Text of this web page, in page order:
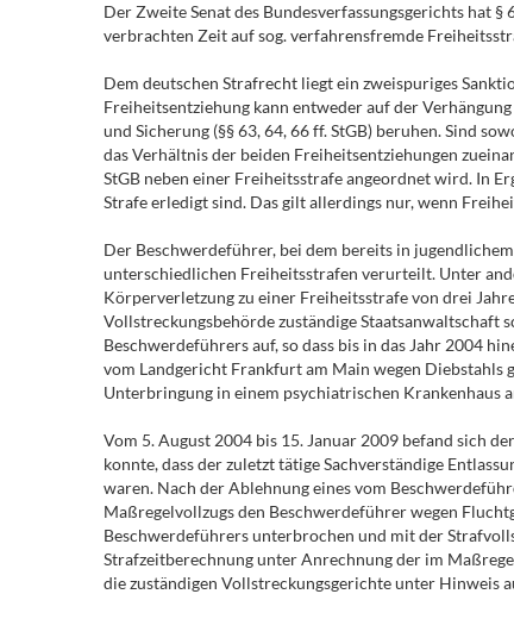
Der Zweite Senat des Bundesverfassungsgerichts hat
verbrachten Zeit auf sog. verfahrensfremde
Dem deutschen Strafrecht liegt ein zweispuriges
Freiheitsentziehung kann entweder auf der
und Sicherung (§§ 63, 64, 66 ff. StGB) beruhen. Sind
das Verhältnis der beiden Freiheitsentziehungen
StGB neben einer Freiheitsstrafe angeordnet wird. In
Strafe erledigt sind. Das gilt allerdings nur, wenn
Der Beschwerdeführer, bei dem bereits in
unterschiedlichen Freiheitsstrafen verurteilt. Unter
Körperverletzung zu einer Freiheitsstrafe von drei
Vollstreckungsbehörde zuständige Staatsanwaltschaft
Beschwerdeführers auf, so dass bis in das Jahr 2004
vom Landgericht Frankfurt am Main wegen
Unterbringung in einem psychiatrischen Krankenhaus
Vom 5. August 2004 bis 15. Januar 2009 befand sich
konnte, dass der zuletzt tätige Sachverständige
waren. Nach der Ablehnung eines vom
Maßregelvollzugs den Beschwerdeführer wegen
Beschwerdeführers unterbrochen und mit der
Strafzeitberechnung unter Anrechnung der im
die zuständigen Vollstreckungsgerichte unter Hinweis